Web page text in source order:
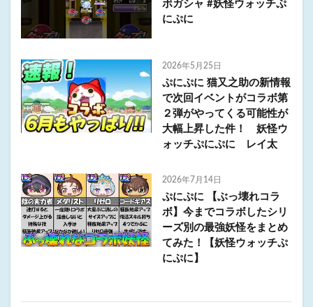
ボガシャ #妖怪ウォッチぷ
にぷに
2026年5月25日
ぷにぷに 猫又之助の新情報
で次回イベントがコラボ第
２弾がやってくる可能性が
大幅上昇した件！ 妖怪ウ
ォッチぷにぷに レイ太
2026年7月14日
ぷにぷに 【ぶっ壊れコラ
ボ】今までコラボしたシリ
ーズ別の最強妖怪をまとめ
てみた！【妖怪ウォッチぷ
にぷに】